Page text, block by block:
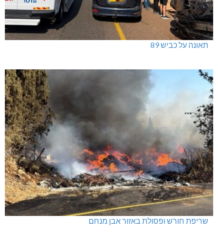
תאונה על כביש 89
שריפת חורש ופסולת באזור אבן מנחם